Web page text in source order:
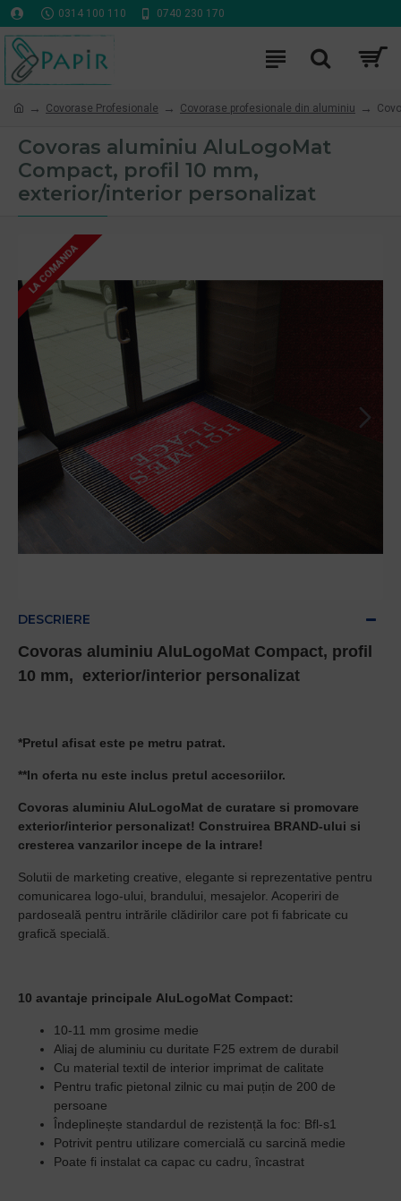
0314 100 110 0740 230 170
Covorase Profesionale Covorase profesionale din aluminiu
Covoras aluminiu AluLogoMat
Compact, profil 10 mm,
exterior/interior personalizat
LA COMANDA
DESCRIERE
Covoras aluminiu AluLogoMat Compact, profil
10 mm, exterior/interior personalizat
*Pretul afisat este pe metru patrat.
**In oferta nu este inclus pretul accesoriilor.
Covoras aluminiu AluLogoMat de curatare si promovare
exterior/interior personalizat! Construirea BRAND-ului si
cresterea vanzarilor incepe de la intrare!
Solutii de marketing creative, elegante si reprezentative pentru
comunicarea logo-ului, brandului, mesajelor. Acoperiri de
pardoseală pentru intrările clădirilor care pot fi fabricate cu
grafică specială.
10 avantaje principale AluLogoMat Compact:
10-11 mm grosime medie
Aliaj de aluminiu cu duritate F25 extrem de durabil
Cu material textil de interior imprimat de calitate
Pentru trafic pietonal zilnic cu mai puțin de 200 de
persoane
Îndeplinește standardul de rezistență la foc: Bfl-s1
Potrivit pentru utilizare comercială cu sarcină medie
Poate fi instalat ca capac cu cadru, încastrat